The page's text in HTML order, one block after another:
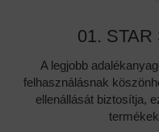
01.
A legjobb
felhasználásnak
ellenállását biztosítja,